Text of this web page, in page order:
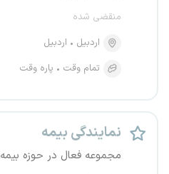
منقضی شده
اردبیل
اردبیل
تمام وقت
پاره وقت
نمایندگی بیمه
مجموعه فعال در حوزه بیمه